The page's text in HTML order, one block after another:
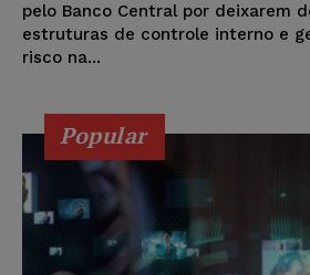
pelo Banco Central por deixarem
estruturas de controle interno e
risco na...
Popular